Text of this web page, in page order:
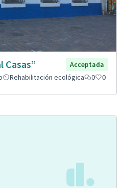
Casas”
Acceptada
Rehabilitación ecológica 0 0